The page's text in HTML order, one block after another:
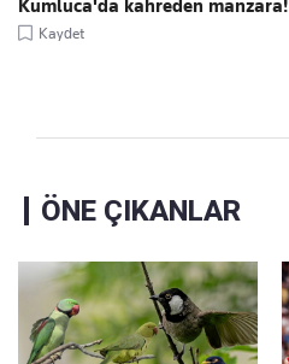
Kumluca'da kahreden manzara!
Kaydet
ÖNE ÇIKANLAR